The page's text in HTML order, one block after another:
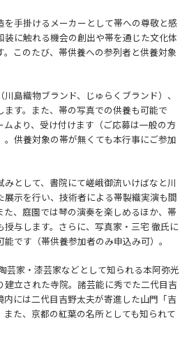
を手掛けるメーカーとして帯への尊敬と感
に触れる機会の創出や帯を通じた文化体
。このたび、帯供養への参列者と供養対象
島織物ブランド、じゅらくブランド）、
す。また、帯の写真での供養も可能で
より、受け付けます（ご応募は一般の方
。供養対象の帯が無くても本行事にご参加
として、書院にて嵯峨御流いけばなと川
展示を行い、技術者による帯製織実演も間
、庭園では琴の演奏を楽しめるほか、帯
与します。さらに、写真家・三宅 徹氏に
です（帯供養参加者のみ申込み可）。
芸家・漆芸家などとして知られる本阿弥光
立された寺院。諸芸能に秀でた二代目吉
内には二代目吉野太夫が寄進した山門「吉
た、京都の紅葉の名所としても知られて